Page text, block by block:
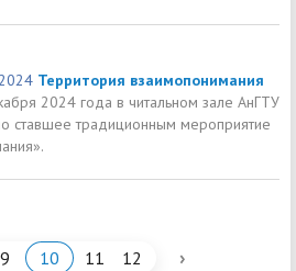
Территория взаимопонимания
2024 года в читальном зале АнГТУ
ставшее традиционным мероприятие
9 10 11 12 ›